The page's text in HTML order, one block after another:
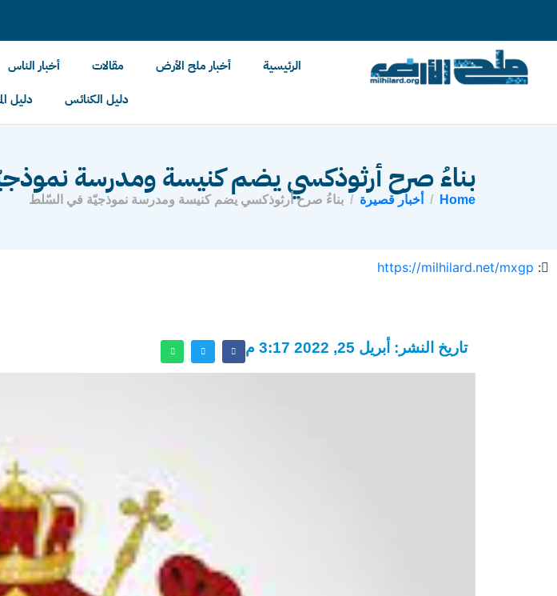
الرئيسية أخبار ملح الأرض مقالات أخبار الناس
دليل الكنائس
دليل
بناءُ صرح أرثوذكسي يضم كنيسة ومدرسة
Home أخبار قصيرة بناءُ صرح أرثوذكسي يضم كنيسة ومدرسة نموذجيّة في السّلط
:
https://milhilard.net/mxgp
تاريخ النشر: أبريل 25, 2022 3:17 م